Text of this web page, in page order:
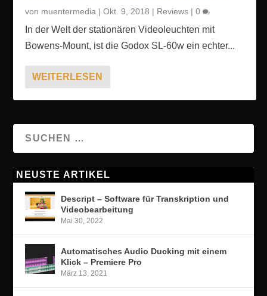
von muentermedia |Okt. 9, 2018 | Reviews |0
In der Welt der stationären Videoleuchten mit
Bowens-Mount, ist die Godox SL-60w ein echter...
WEITERLESEN
NEUSTE ARTIKEL
Descript – Software für Transkription und
Videobearbeitung
Mai 30, 2022
Automatisches Audio Ducking mit einem
Klick – Premiere Pro
März 13, 2021